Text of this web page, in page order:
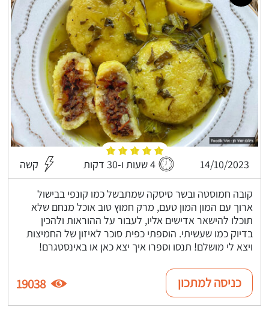
14/10/2023 4 שעות ו-30 דקות קשה
קובה חמוסטה ובשר סיסקה שמתבשל כמו קונפי בבישול
ארוך עם המון המון טעם, מרק חמוץ טוב אוכל מנחם שלא
תוכלו להישאר אדישים אליו, לעבור על ההוראות ולהכין
בדיוק כמו שעשיתי. הוספתי כפית סוכר לאיזון של החמיצות
ויצא לי מושלם! תנסו וספרו איך יצא כאן או באינסטגרם!
כניסה למתכון 19038